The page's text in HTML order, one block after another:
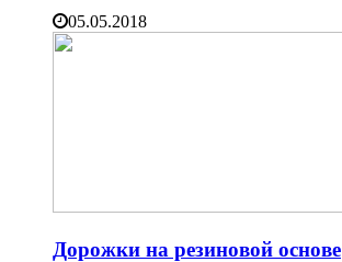
05.05.2018
Дорожки на резиновой основе